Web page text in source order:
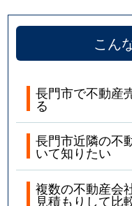
こん
長門市で不動産
る
長門市近隣の不
いて知りたい
複数の不動産会
見積もりして比